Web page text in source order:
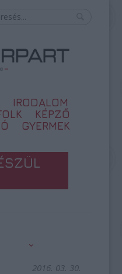
IRODALOM
KÉPZŐ
GYERMEK
2016. 03. 30.